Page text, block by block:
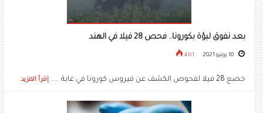
بعد نفوق لبؤة بكورونا.. فحص 28 فيلا في الهند
461
خضع 28 فيلا لفحوص الكشف عن فيروس كورونا في غابة ..... إقرأ المزيد